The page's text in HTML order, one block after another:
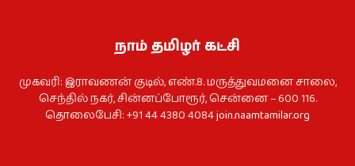
நாம் தமிழர் கட்சி
முகவரி: இராவணன் குடில், எண்.8. மருத்துவமனை சாலை,
செந்தில் நகர், சின்னப்போரூர், சென்னை – 600 116.
தொலைபேசி: +91 44 4380 4084join.naamtamilar.org